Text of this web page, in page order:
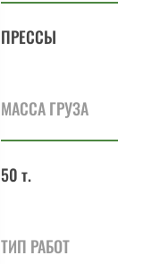
ПРЕССЫ
МАССА ГРУЗА
50 т.
ТИП РАБОТ